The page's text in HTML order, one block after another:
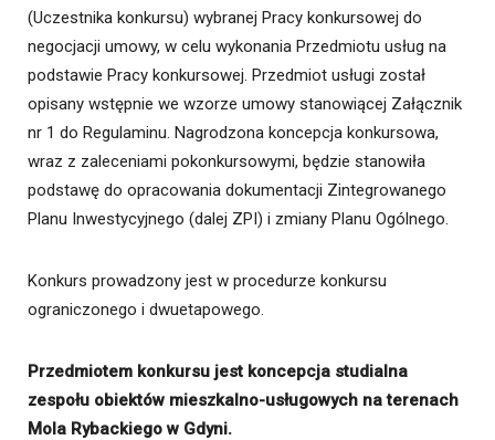
(Uczestnika konkursu) wybranej Pracy konkursowej do
negocjacji umowy, w celu wykonania Przedmiotu usług na
podstawie Pracy konkursowej. Przedmiot usługi został
opisany wstępnie we wzorze umowy stanowiącej Załącznik
nr 1 do Regulaminu. Nagrodzona koncepcja konkursowa,
wraz z zaleceniami pokonkursowymi, będzie stanowiła
podstawę do opracowania dokumentacji Zintegrowanego
Planu Inwestycyjnego (dalej ZPI) i zmiany Planu Ogólnego.
Konkurs prowadzony jest w procedurze konkursu
ograniczonego i dwuetapowego.
Przedmiotem konkursu jest koncepcja studialna
zespołu obiektów mieszkalno-usługowych na terenach
Mola Rybackiego w Gdyni.